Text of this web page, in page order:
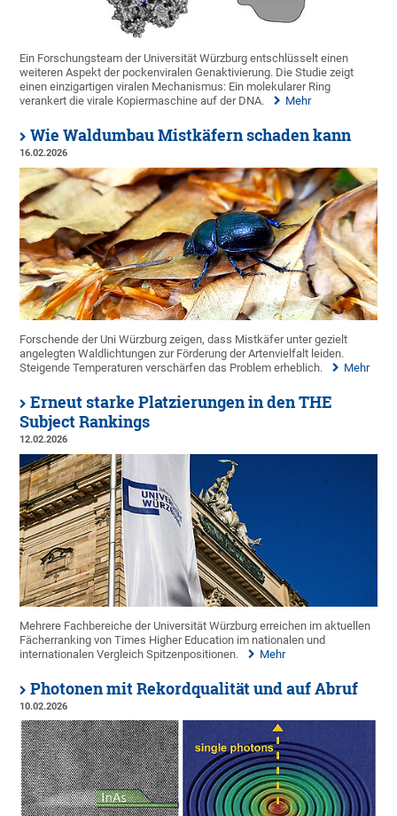
Ein Forschungsteam der Universität Würzburg entschlüsselt einen
weiteren Aspekt der pockenviralen Genaktivierung. Die Studie zeigt
einen einzigartigen viralen Mechanismus: Ein molekularer Ring
verankert die virale Kopiermaschine auf der DNA.
Mehr
Wie Waldumbau Mistkäfern schaden kann
16.02.2026
Forschende der Uni Würzburg zeigen, dass Mistkäfer unter gezielt
angelegten Waldlichtungen zur Förderung der Artenvielfalt leiden.
Steigende Temperaturen verschärfen das Problem erheblich.
Mehr
Erneut starke Platzierungen in den THE
Subject Rankings
12.02.2026
Mehrere Fachbereiche der Universität Würzburg erreichen im aktuellen
Fächerranking von Times Higher Education im nationalen und
internationalen Vergleich Spitzenpositionen.
Mehr
Photonen mit Rekordqualität und auf Abruf
10.02.2026